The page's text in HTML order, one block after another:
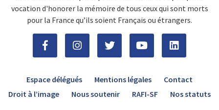
vocation d'honorer la mémoire de tous ceux qui sont morts
pour la France qu’ils soient Français ou étrangers.
Espace délégués Mentions légales
Contact
Droit à l’image
Nous soutenir RAFI-SF Nos statuts